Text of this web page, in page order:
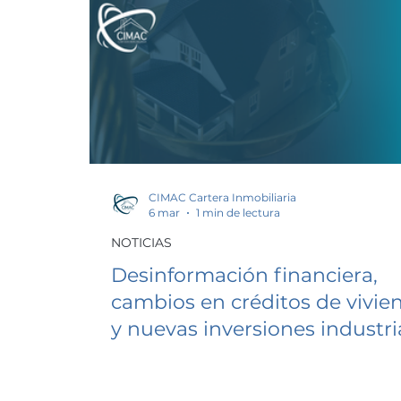
Desinformación financiera,
cambios en créditos de
y nuevas inversiones
NOTICIAS
CIMAC Cartera Inmobiliaria
6 mar
1 min de lectura